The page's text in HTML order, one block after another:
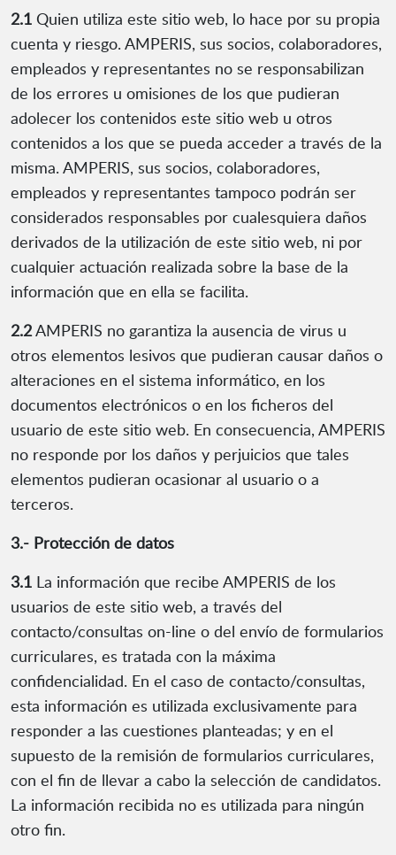
2.1 Quien utiliza este sitio web, lo hace por su propia
cuenta y riesgo. AMPERIS, sus socios, colaboradores,
empleados y representantes no se responsabilizan
de los errores u omisiones de los que pudieran
adolecer los contenidos este sitio web u otros
contenidos a los que se pueda acceder a través de la
misma. AMPERIS, sus socios, colaboradores,
empleados y representantes tampoco podrán ser
considerados responsables por cualesquiera daños
derivados de la utilización de este sitio web, ni por
cualquier actuación realizada sobre la base de la
información que en ella se facilita.
2.2AMPERIS no garantiza la ausencia de virus u
otros elementos lesivos que pudieran causar daños o
alteraciones en el sistema informático, en los
documentos electrónicos o en los ficheros del
usuario de este sitio web. En consecuencia, AMPERIS
no responde por los daños y perjuicios que tales
elementos pudieran ocasionar al usuario o a
terceros.
3.- Protección de datos
3.1 La información que recibe AMPERIS de los
usuarios de este sitio web, a través del
contacto/consultas on-line o del envío de formularios
curriculares, es tratada con la máxima
confidencialidad. En el caso de contacto/consultas,
esta información es utilizada exclusivamente para
responder a las cuestiones planteadas; y en el
supuesto de la remisión de formularios curriculares,
con el fin de llevar a cabo la selección de candidatos.
La información recibida no es utilizada para ningún
otro fin.